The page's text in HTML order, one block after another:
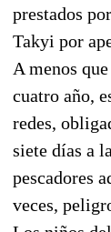
prestados
Takyi por
A menos
cuatro año,
redes,
siete días a
pescadores
veces,